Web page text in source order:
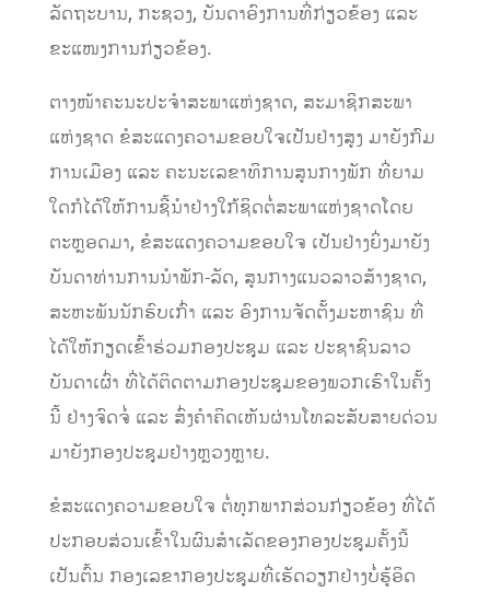
ລັດຖະບານ, ກະຊວງ, ບັນດາອົງການທີ່ກ່ຽວຂ້ອງ ແລະ
ຂະແໜງການກ່ຽວຂ້ອງ.
ຕາງໜ້າຄະນະປະຈໍາສະພາແຫ່ງຊາດ, ສະມາຊິກສະພາ
ແຫ່ງຊາດ ຂໍສະແດງຄວາມຂອບໃຈເປັນຢ່າງສູງ ມາຍັງກົມ
ການເມືອງ ແລະ ຄະນະເລຂາທິການສູນກາງພັກ ທີ່ຍາມ
ໃດກໍໄດ້ໃຫ້ການຊີ້ນໍາຢ່າງໃກ້ຊິດຕໍ່ສະພາແຫ່ງຊາດໂດຍ
ຕະຫຼອດມາ, ຂໍສະແດງຄວາມຂອບໃຈ ເປັນຢ່າງຍິ່ງມາຍັງ
ບັນດາທ່ານການນໍາພັກ-ລັດ, ສູນກາງແນວລາວສ້າງຊາດ,
ສະຫະພັນນັກຮົບເກົ່າ ແລະ ອົງການຈັດຕັ້ງມະຫາຊົນ ທີ່
ໄດ້ໃຫ້ກຽດເຂົ້າຮ່ວມກອງປະຊຸມ ແລະ ປະຊາຊົນລາວ
ບັນດາເຜົ່າ ທີ່ໄດ້ຕິດຕາມກອງປະຊຸມຂອງພວກເຮົາໃນຄັ້ງ
ນີ້ ຢ່າງຈົດຈໍ່ ແລະ ສົ່ງຄໍາຄິດເຫັນຜ່ານໂທລະສັບສາຍດ່ວນ
ມາຍັງກອງປະຊຸມຢ່າງຫຼວງຫຼາຍ.
ຂໍສະແດງຄວາມຂອບໃຈ ຕໍ່ທຸກພາກສ່ວນກ່ຽວຂ້ອງ ທີ່ໄດ້
ປະກອບສ່ວນເຂົ້າໃນຜົນສໍາເລັດຂອງກອງປະຊຸມຄັ້ງນີ້
ເປັນຕົ້ນ ກອງເລຂາກອງປະຊຸມທີ່ເຮັດວຽກຢ່າງບໍ່ຮູ້ອິດ